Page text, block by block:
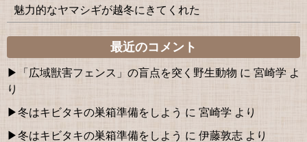
魅力的なヤマシギが越冬にきてくれた
最近のコメント
「広域獣害フェンス」の盲点を突く野生動物 に 宮崎学 よ
り
冬はキビタキの巣箱準備をしよう に 宮崎学 より
冬はキビタキの巣箱準備をしよう に 伊藤敦志 より